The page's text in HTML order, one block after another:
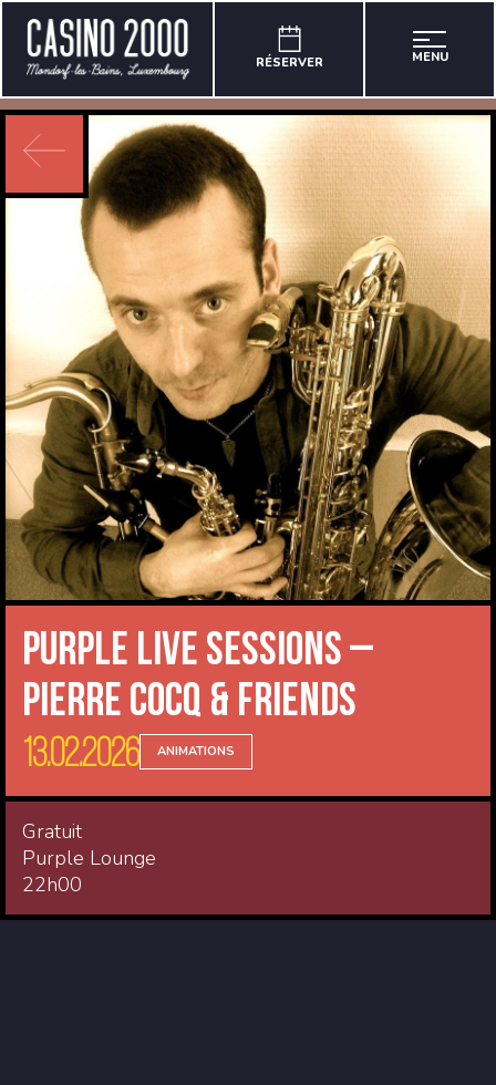
RÉSERVER MENU
Purple Live Sessions –
Pierre Cocq & Friends
13.02.2026 ANIMATIONS
Gratuit
Purple Lounge
22h00